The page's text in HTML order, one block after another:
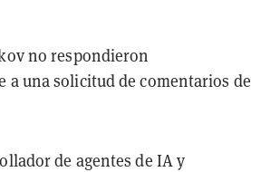
no respondieron
a una solicitud de comentarios de
de agentes de IA y